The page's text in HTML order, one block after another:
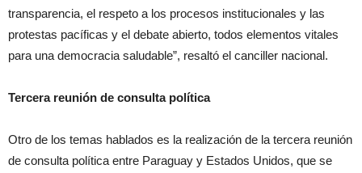
transparencia, el respeto a los procesos institucionales y las
protestas pacíficas y el debate abierto, todos elementos vitales
para una democracia saludable”, resaltó el canciller nacional.
Tercera reunión de consulta política
Otro de los temas hablados es la realización de la tercera reunión
de consulta política entre Paraguay y Estados Unidos, que se